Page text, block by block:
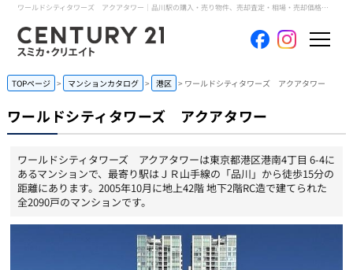
ワールドシティタワーズ アクアタワー｜品川駅の購入・売り物件、売却査定・相場・売却価格情報｜東京都港区港南4丁目 6-4のマンション情報｜センチュリー21スミカ・クリエイト
ホーム
当社について
買いたい
売りたい
コンテンツ
TOPページ マンションカタログ 港区 ワールドシティタワーズ アクアタワー
ワールドシティタワーズ アクアタワー
ワールドシティタワーズ アクアタワーは東京都港区港南4丁目 6-4に
あるマンションで、最寄り駅はＪＲ山手線の「品川」から徒歩15分の
距離にあります。2005年10月に地上42階 地下2階RC造で建てられた
全2090戸のマンションです。